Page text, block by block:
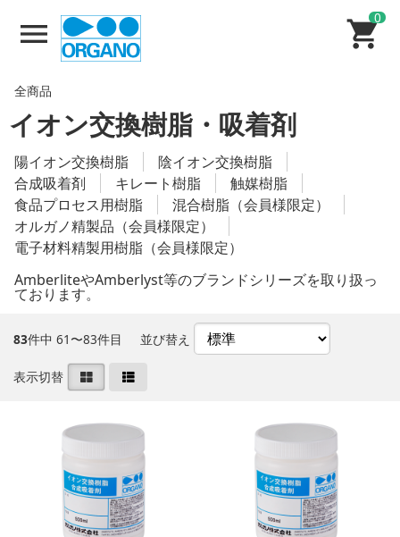
0
全商品
イオン交換樹脂・吸着剤
陽イオン交換樹脂
陰イオン交換樹脂
合成吸着剤
キレート樹脂
触媒樹脂
食品プロセス用樹脂
混合樹脂（会員様限定）
オルガノ精製品（会員様限定）
電子材料精製用樹脂（会員様限定）
AmberliteやAmberlyst等のブランドシリーズを取り扱っ
ております。
83件中 61〜83件目 並び替え
表示切替